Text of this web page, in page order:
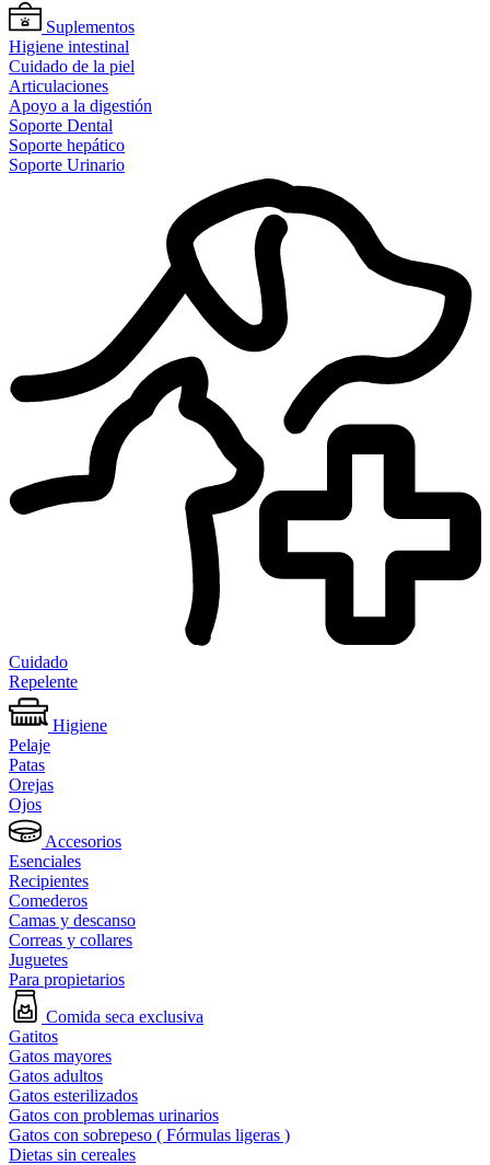
Suplementos
Higiene intestinal
Cuidado de la piel
Articulaciones
Apoyo a la digestión
Soporte Dental
Soporte hepático
Soporte Urinario
Cuidado
Repelente
Higiene
Pelaje
Patas
Orejas
Ojos
Accesorios
Esenciales
Recipientes
Comederos
Camas y descanso
Correas y collares
Juguetes
Para propietarios
Comida seca exclusiva
Gatitos
Gatos mayores
Gatos adultos
Gatos esterilizados
Gatos con problemas urinarios
Gatos con sobrepeso ( Fórmulas ligeras )
Dietas sin cereales